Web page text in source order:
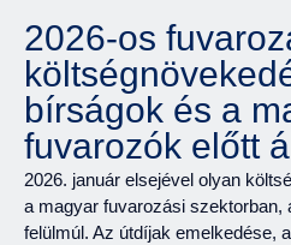
2026-os
bírságok és a
fuvarozók előtt
2026. január elsejével olyan
a magyar fuvarozási szektorban,
felülmúl. Az útdíjak emelkedése,